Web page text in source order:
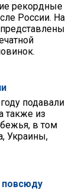
рекордные
России. На
подавали
также из
в том
Украины,
повсюду